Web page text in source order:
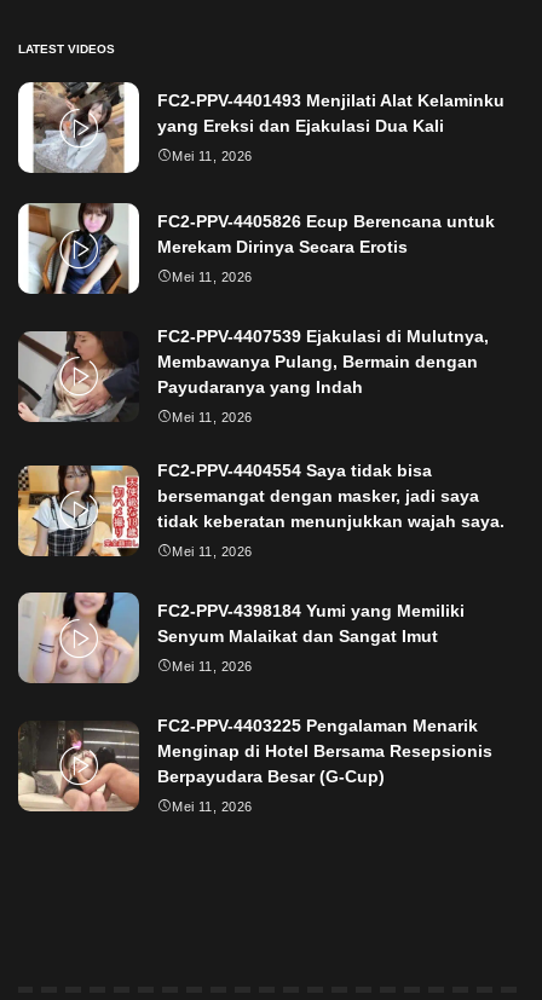
LATEST VIDEOS
FC2-PPV-4401493 Menjilati Alat Kelaminku
yang Ereksi dan Ejakulasi Dua Kali
Mei 11, 2026
FC2-PPV-4405826 Ecup Berencana untuk
Merekam Dirinya Secara Erotis
Mei 11, 2026
FC2-PPV-4407539 Ejakulasi di Mulutnya,
Membawanya Pulang, Bermain dengan
Payudaranya yang Indah
Mei 11, 2026
FC2-PPV-4404554 Saya tidak bisa
bersemangat dengan masker, jadi saya
tidak keberatan menunjukkan wajah saya.
Mei 11, 2026
FC2-PPV-4398184 Yumi yang Memiliki
Senyum Malaikat dan Sangat Imut
Mei 11, 2026
FC2-PPV-4403225 Pengalaman Menarik
Menginap di Hotel Bersama Resepsionis
Berpayudara Besar (G-Cup)
Mei 11, 2026